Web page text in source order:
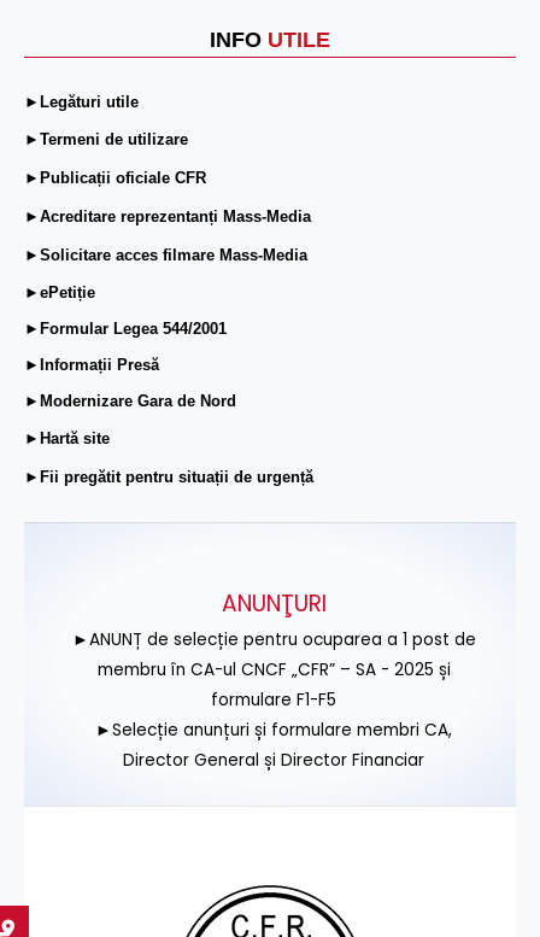
INFO UTILE
►Legături utile
►Termeni de utilizare
►Publicații oficiale CFR
►Acreditare reprezentanți Mass-Media
►Solicitare acces filmare Mass-Media
►ePetiție
►Formular Legea 544/2001
►Informații Presă
►Modernizare Gara de Nord
►Hartă site
►Fii pregătit pentru situații de urgență
ANUNŢURI
►ANUNȚ de selecție pentru ocuparea a 1 post de
membru în CA-ul CNCF „CFR” – SA - 2025 și
formulare F1-F5
►Selecție anunțuri și formulare membri CA,
Director General și Director Financiar